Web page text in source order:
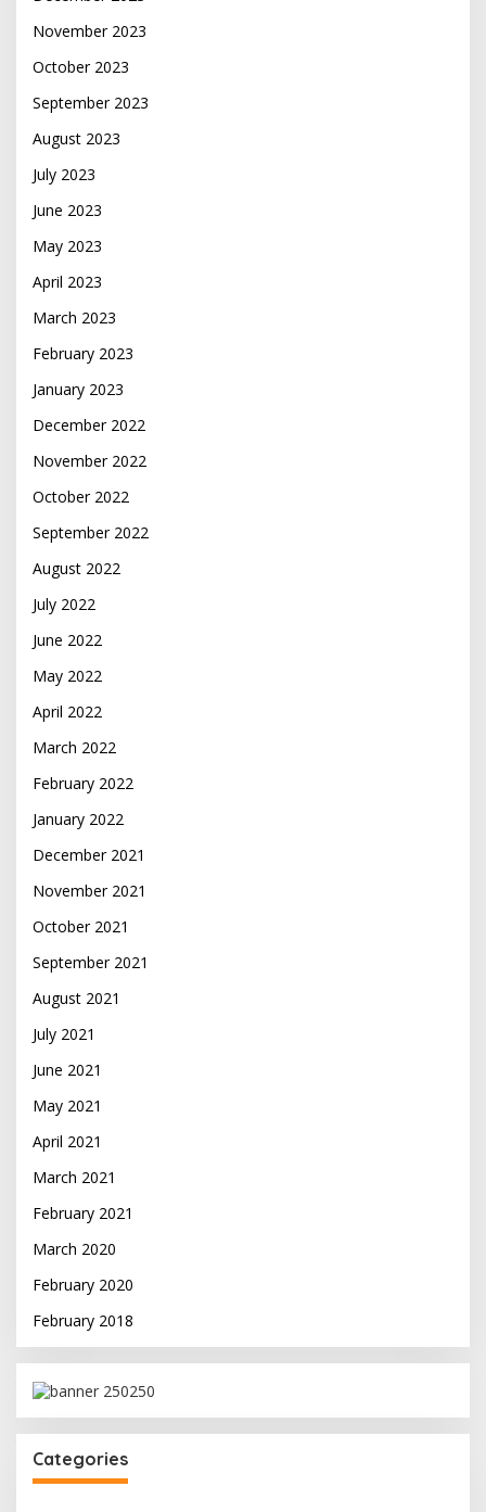
November 2023
October 2023
September 2023
August 2023
July 2023
June 2023
May 2023
April 2023
March 2023
February 2023
January 2023
December 2022
November 2022
October 2022
September 2022
August 2022
July 2022
June 2022
May 2022
April 2022
March 2022
February 2022
January 2022
December 2021
November 2021
October 2021
September 2021
August 2021
July 2021
June 2021
May 2021
April 2021
March 2021
February 2021
March 2020
February 2020
February 2018
Categories